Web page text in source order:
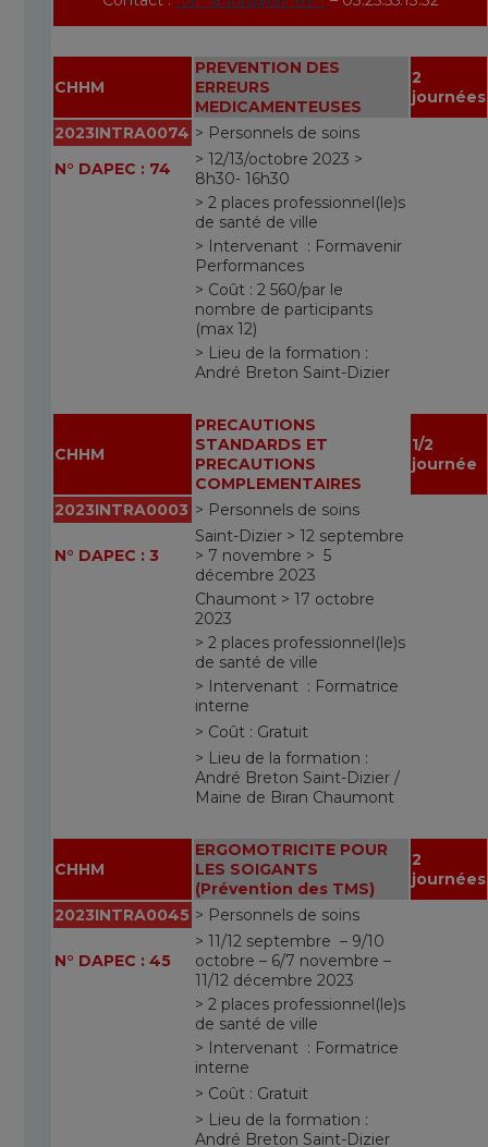
CHHM
PREVENTION DES
ERREURS
MEDICAMENTEUSES
2
journées
2023INTRA0074 > Personnels de soins
N° DAPEC : 74
> 12/13/octobre 2023 >
8h30- 16h30
> 2 places professionnel(le)s
de santé de ville
> Intervenant : Formavenir
Performances
> Coût : 2 560/par le
nombre de participants
(max 12)
> Lieu de la formation :
André Breton Saint-Dizier
CHHM
PRECAUTIONS
STANDARDS ET
PRECAUTIONS
COMPLEMENTAIRES
1/2
journée
2023INTRA0003 > Personnels de soins
N° DAPEC : 3
Saint-Dizier > 12 septembre
> 7 novembre > 5
décembre 2023
Chaumont > 17 octobre
2023
> 2 places professionnel(le)s
de santé de ville
> Intervenant : Formatrice
interne
> Coût : Gratuit
> Lieu de la formation :
André Breton Saint-Dizier /
Maine de Biran Chaumont
CHHM
ERGOMOTRICITE POUR
LES SOIGANTS
(Prévention des TMS)
2
journées
2023INTRA0045 > Personnels de soins
N° DAPEC : 45
> 11/12 septembre – 9/10
octobre – 6/7 novembre –
11/12 décembre 2023
> 2 places professionnel(le)s
de santé de ville
> Intervenant : Formatrice
interne
> Coût : Gratuit
> Lieu de la formation :
André Breton Saint-Dizier